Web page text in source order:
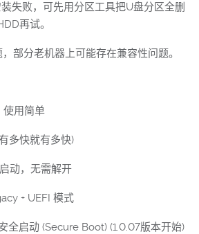
失败，可先用分区工具把U盘分区全删
再试。
部分老机器上可能存在兼容性问题。
使用简单
多快就有多快)
动，无需解开
+ UEFI 模式
全启动 (Secure Boot) (1.0.07版本开始)